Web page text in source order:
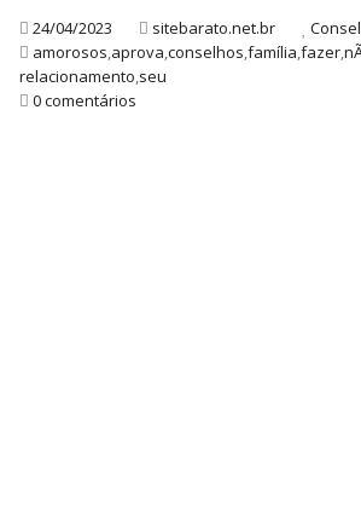
24/04/2023 sitebarato.net.br
amorosos,aprova,conselhos,família,fazer,
relacionamento,seu
0 comentários